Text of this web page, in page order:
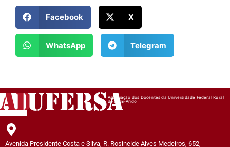
Facebook X
WhatsApp Telegram
ADUFERSAAssociação dos Docentes da Universidade Federal Rural
do Semi-Árido
Avenida Presidente Costa e Silva, R. Rosineide Alves Medeiros, 652,